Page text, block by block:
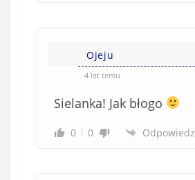
Ojeju
4 lat temu
Sielanka! Jak błogo
0 0 Odpowiedz